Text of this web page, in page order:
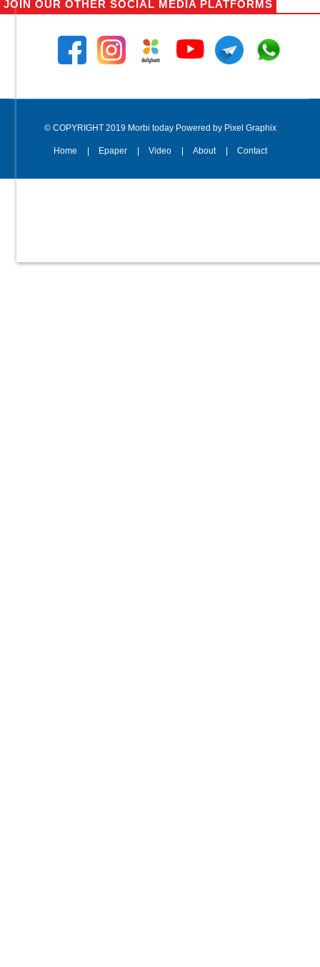
JOIN OUR OTHER SOCIAL MEDIA PLATFORMS
© COPYRIGHT 2019 Morbi today Powered by Pixel Graphix
Home Epaper Video About Contact